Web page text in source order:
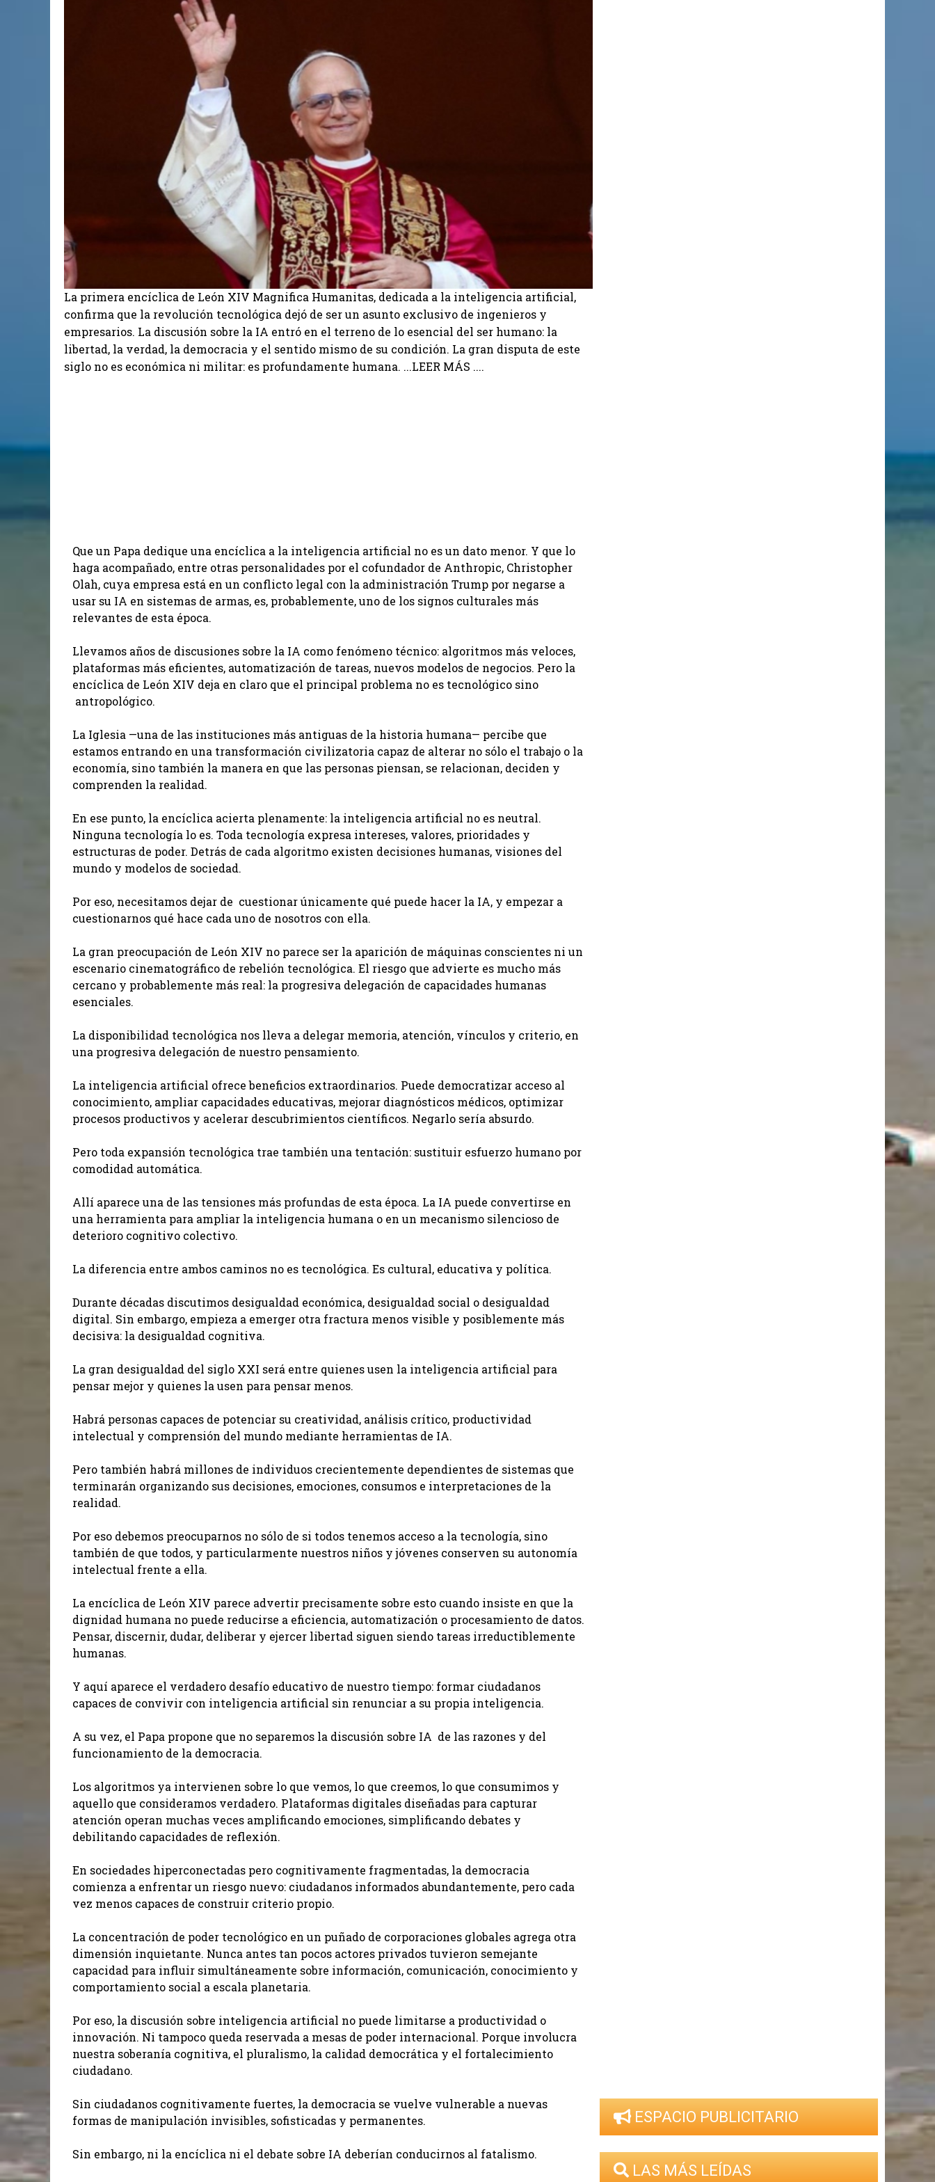
La primera encíclica de León XIV Magnifica Humanitas, dedicada a la inteligencia artificial,
confirma que la revolución tecnológica dejó de ser un asunto exclusivo de ingenieros y
empresarios. La discusión sobre la IA entró en el terreno de lo esencial del ser humano: la
libertad, la verdad, la democracia y el sentido mismo de su condición. La gran disputa de este
siglo no es económica ni militar: es profundamente humana. ...LEER MÁS ....
Que un Papa dedique una encíclica a la inteligencia artificial no es un dato menor. Y que lo
haga acompañado, entre otras personalidades por el cofundador de Anthropic, Christopher
Olah, cuya empresa está en un conflicto legal con la administración Trump por negarse a
usar su IA en sistemas de armas, es, probablemente, uno de los signos culturales más
relevantes de esta época.
Llevamos años de discusiones sobre la IA como fenómeno técnico: algoritmos más veloces,
plataformas más eficientes, automatización de tareas, nuevos modelos de negocios. Pero la
encíclica de León XIV deja en claro que el principal problema no es tecnológico sino
antropológico.
La Iglesia —una de las instituciones más antiguas de la historia humana— percibe que
estamos entrando en una transformación civilizatoria capaz de alterar no sólo el trabajo o la
economía, sino también la manera en que las personas piensan, se relacionan, deciden y
comprenden la realidad.
En ese punto, la encíclica acierta plenamente: la inteligencia artificial no es neutral.
Ninguna tecnología lo es. Toda tecnología expresa intereses, valores, prioridades y
estructuras de poder. Detrás de cada algoritmo existen decisiones humanas, visiones del
mundo y modelos de sociedad.
Por eso, necesitamos dejar de cuestionar únicamente qué puede hacer la IA, y empezar a
cuestionarnos qué hace cada uno de nosotros con ella.
La gran preocupación de León XIV no parece ser la aparición de máquinas conscientes ni un
escenario cinematográfico de rebelión tecnológica. El riesgo que advierte es mucho más
cercano y probablemente más real: la progresiva delegación de capacidades humanas
esenciales.
La disponibilidad tecnológica nos lleva a delegar memoria, atención, vínculos y criterio, en
una progresiva delegación de nuestro pensamiento.
La inteligencia artificial ofrece beneficios extraordinarios. Puede democratizar acceso al
conocimiento, ampliar capacidades educativas, mejorar diagnósticos médicos, optimizar
procesos productivos y acelerar descubrimientos científicos. Negarlo sería absurdo.
Pero toda expansión tecnológica trae también una tentación: sustituir esfuerzo humano por
comodidad automática.
Allí aparece una de las tensiones más profundas de esta época. La IA puede convertirse en
una herramienta para ampliar la inteligencia humana o en un mecanismo silencioso de
deterioro cognitivo colectivo.
La diferencia entre ambos caminos no es tecnológica. Es cultural, educativa y política.
Durante décadas discutimos desigualdad económica, desigualdad social o desigualdad
digital. Sin embargo, empieza a emerger otra fractura menos visible y posiblemente más
decisiva: la desigualdad cognitiva.
La gran desigualdad del siglo XXI será entre quienes usen la inteligencia artificial para
pensar mejor y quienes la usen para pensar menos.
Habrá personas capaces de potenciar su creatividad, análisis crítico, productividad
intelectual y comprensión del mundo mediante herramientas de IA.
Pero también habrá millones de individuos crecientemente dependientes de sistemas que
terminarán organizando sus decisiones, emociones, consumos e interpretaciones de la
realidad.
Por eso debemos preocuparnos no sólo de si todos tenemos acceso a la tecnología, sino
también de que todos, y particularmente nuestros niños y jóvenes conserven su autonomía
intelectual frente a ella.
La encíclica de León XIV parece advertir precisamente sobre esto cuando insiste en que la
dignidad humana no puede reducirse a eficiencia, automatización o procesamiento de datos.
Pensar, discernir, dudar, deliberar y ejercer libertad siguen siendo tareas irreductiblemente
humanas.
Y aquí aparece el verdadero desafío educativo de nuestro tiempo: formar ciudadanos
capaces de convivir con inteligencia artificial sin renunciar a su propia inteligencia.
A su vez, el Papa propone que no separemos la discusión sobre IA de las razones y del
funcionamiento de la democracia.
Los algoritmos ya intervienen sobre lo que vemos, lo que creemos, lo que consumimos y
aquello que consideramos verdadero. Plataformas digitales diseñadas para capturar
atención operan muchas veces amplificando emociones, simplificando debates y
debilitando capacidades de reflexión.
En sociedades hiperconectadas pero cognitivamente fragmentadas, la democracia
comienza a enfrentar un riesgo nuevo: ciudadanos informados abundantemente, pero cada
vez menos capaces de construir criterio propio.
La concentración de poder tecnológico en un puñado de corporaciones globales agrega otra
dimensión inquietante. Nunca antes tan pocos actores privados tuvieron semejante
capacidad para influir simultáneamente sobre información, comunicación, conocimiento y
comportamiento social a escala planetaria.
Por eso, la discusión sobre inteligencia artificial no puede limitarse a productividad o
innovación. Ni tampoco queda reservada a mesas de poder internacional. Porque involucra
nuestra soberanía cognitiva, el pluralismo, la calidad democrática y el fortalecimiento
ciudadano.
Sin ciudadanos cognitivamente fuertes, la democracia se vuelve vulnerable a nuevas
formas de manipulación invisibles, sofisticadas y permanentes.
Sin embargo, ni la encíclica ni el debate sobre IA deberían conducirnos al fatalismo.
ESPACIO PUBLICITARIO
LAS MÁS LEÍDAS